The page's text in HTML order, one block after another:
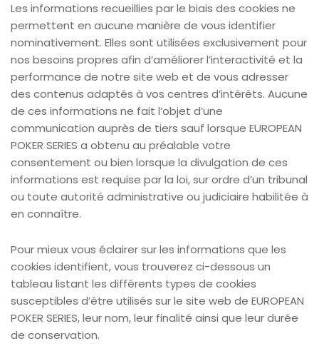
Les informations recueillies par le biais des cookies ne
permettent en aucune manière de vous identifier
nominativement. Elles sont utilisées exclusivement pour
nos besoins propres afin d’améliorer l’interactivité et la
performance de notre site web et de vous adresser
des contenus adaptés à vos centres d’intérêts. Aucune
de ces informations ne fait l’objet d’une
communication auprès de tiers sauf lorsque EUROPEAN
POKER SERIES a obtenu au préalable votre
consentement ou bien lorsque la divulgation de ces
informations est requise par la loi, sur ordre d’un tribunal
ou toute autorité administrative ou judiciaire habilitée à
en connaître.
Pour mieux vous éclairer sur les informations que les
cookies identifient, vous trouverez ci-dessous un
tableau listant les différents types de cookies
susceptibles d’être utilisés sur le site web de EUROPEAN
POKER SERIES, leur nom, leur finalité ainsi que leur durée
de conservation.